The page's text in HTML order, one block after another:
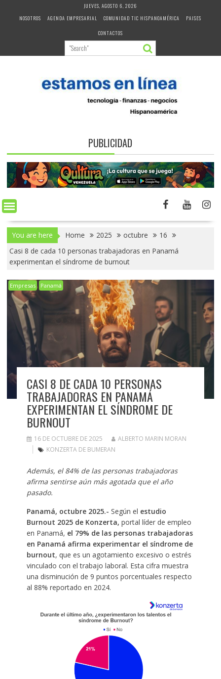
JUEVES, AGOSTO 6, 2026
NOSOTROS
AGENDA EMPRESARIAL COMUNIDAD TIC HISPANOAMÉRICA
PAISES
CONTACTOS
PUBLICIDAD
You are here Home 2025 octubre
16
Casi 8 de cada 10 personas trabajadoras en Panamá
experimentan el síndrome de burnout
Empresas Panamá
CASI 8 DE CADA 10 PERSONAS
TRABAJADORAS EN PANAMÁ
EXPERIMENTAN EL SÍNDROME DE
BURNOUT
16 DE OCTUBRE DE 2025
ALBERTO MARIN MORAN
KONZERTA DE BUMERAN
Además, el 84% de las personas trabajadoras
afirma sentirse aún más agotada que el año
pasado.
Panamá, octubre 2025.- Según el estudio
Burnout 2025 de Konzerta, portal líder de empleo
en Panamá, el 79% de las personas trabajadoras
en Panamá afirma experimentar el síndrome de
burnout, que es un agotamiento excesivo o estrés
vinculado con el trabajo laboral. Esta cifra muestra
una disminución de 9 puntos porcentuales respecto
al 88% reportado en 2024.